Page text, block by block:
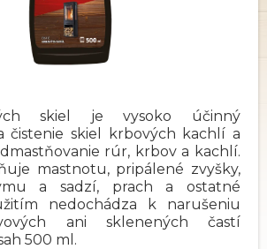
skiel je vysoko účinný
čistenie skiel krbových kachlí a
rúr, krbov a kachlí.
mastnotu, pripálené zvyšky,
a sadzí, prach a ostatné
nedochádza k narušeniu
ani sklenených častí
500 ml.